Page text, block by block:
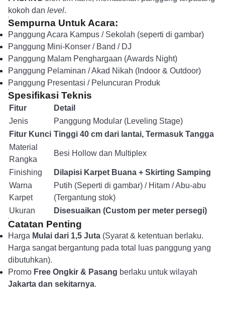
kokoh dan level.
Sempurna Untuk Acara:
Panggung Acara Kampus / Sekolah (seperti di gambar)
Panggung Mini-Konser / Band / DJ
Panggung Malam Penghargaan (Awards Night)
Panggung Pelaminan / Akad Nikah (Indoor & Outdoor)
Panggung Presentasi / Peluncuran Produk
Spesifikasi Teknis
Fitur
Detail
Jenis
Panggung Modular (Leveling Stage)
Fitur Kunci Tinggi 40 cm dari lantai, Termasuk Tangga
Material
Rangka
Besi Hollow dan Multiplex
Finishing
Dilapisi Karpet Buana + Skirting Samping
Warna
Karpet
Putih (Seperti di gambar) / Hitam / Abu-abu
(Tergantung stok)
Ukuran
Disesuaikan (Custom per meter persegi)
Catatan Penting
Harga Mulai dari 1,5 Juta (Syarat & ketentuan berlaku.
Harga sangat bergantung pada total luas panggung yang
dibutuhkan).
Promo Free Ongkir & Pasang berlaku untuk wilayah
Jakarta dan sekitarnya.